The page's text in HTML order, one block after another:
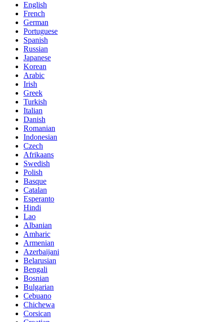
English
French
German
Portuguese
Spanish
Russian
Japanese
Korean
Arabic
Irish
Greek
Turkish
Italian
Danish
Romanian
Indonesian
Czech
Afrikaans
Swedish
Polish
Basque
Catalan
Esperanto
Hindi
Lao
Albanian
Amharic
Armenian
Azerbaijani
Belarusian
Bengali
Bosnian
Bulgarian
Cebuano
Chichewa
Corsican